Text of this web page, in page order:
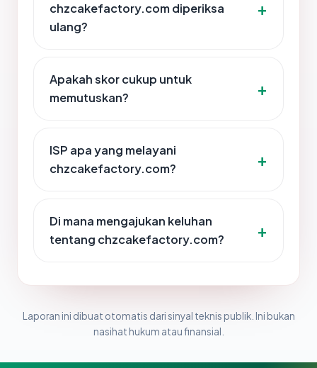
chzcakefactory.com diperiksa
ulang?
Apakah skor cukup untuk
memutuskan?
ISP apa yang melayani
chzcakefactory.com?
Di mana mengajukan keluhan
tentang chzcakefactory.com?
Laporan ini dibuat otomatis dari sinyal teknis publik. Ini bukan
nasihat hukum atau finansial.